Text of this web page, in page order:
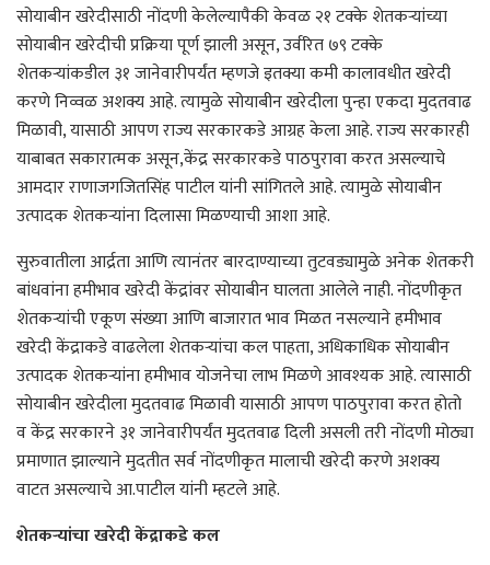
सोयाबीन खरेदीसाठी नोंदणी केलेल्यापैकी केवळ २१ टक्के शेतकऱ्यांच्या
सोयाबीन खरेदीची प्रक्रिया पूर्ण झाली असून, उर्वरित ७९ टक्के
शेतकऱ्यांकडील ३१ जानेवारीपर्यंत म्हणजे इतक्या कमी कालावधीत खरेदी
करणे निव्वळ अशक्य आहे. त्यामुळे सोयाबीन खरेदीला पुन्हा एकदा मुदतवाढ
मिळावी, यासाठी आपण राज्य सरकारकडे आग्रह केला आहे. राज्य सरकारही
याबाबत सकारात्मक असून,केंद्र सरकारकडे पाठपुरावा करत असल्याचे
आमदार राणाजगजितसिंह पाटील यांनी सांगितले आहे. त्यामुळे सोयाबीन
उत्पादक शेतकऱ्यांना दिलासा मिळण्याची आशा आहे.
सुरुवातीला आर्द्रता आणि त्यानंतर बारदाण्याच्या तुटवड्यामुळे अनेक शेतकरी
बांधवांना हमीभाव खरेदी केंद्रांवर सोयाबीन घालता आलेले नाही. नोंदणीकृत
शेतकऱ्यांची एकूण संख्या आणि बाजारात भाव मिळत नसल्याने हमीभाव
खरेदी केंद्राकडे वाढलेला शेतकऱ्यांचा कल पाहता, अधिकाधिक सोयाबीन
उत्पादक शेतकऱ्यांना हमीभाव योजनेचा लाभ मिळणे आवश्यक आहे. त्यासाठी
सोयाबीन खरेदीला मुदतवाढ मिळावी यासाठी आपण पाठपुरावा करत होतो
व केंद्र सरकारने ३१ जानेवारीपर्यंत मुदतवाढ दिली असली तरी नोंदणी मोठ्या
प्रमाणात झाल्याने मुदतीत सर्व नोंदणीकृत मालाची खरेदी करणे अशक्य
वाटत असल्याचे आ.पाटील यांनी म्हटले आहे.
शेतकऱ्यांचा खरेदी केंद्राकडे कल